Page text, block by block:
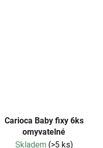
Carioca Baby fixy 6ks
omyvatelné
Skladem (>5 ks)